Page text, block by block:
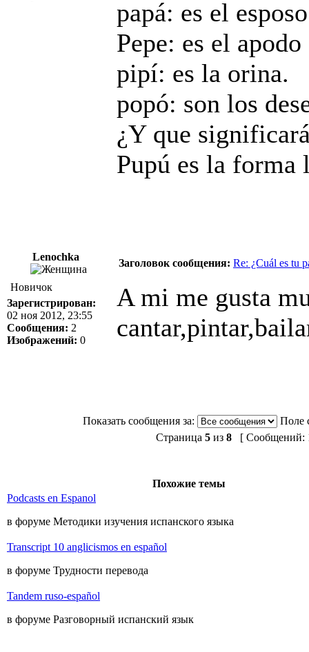
papá: es el
Pepe: es el apodo
pipí: es la orina.
popó: son los
¿Y que significar
Pupú es la forma
Lenochka
Заголовок сообщения: Re: ¿Cuál es tu
Новичок
Зарегистрирован:
02 ноя 2012, 23:55
Сообщения: 2
Изображений: 0
A mi me gusta
Показать сообщения за:
Поле
Страница 5 из 8 [ Сообщений:
Похожие темы
Podcasts en Espanol
в форуме Методики изучения испанского языка
Transcript 10 anglicismos en español
в форуме Трудности перевода
Tandem ruso-español
в форуме Разговорный испанский язык